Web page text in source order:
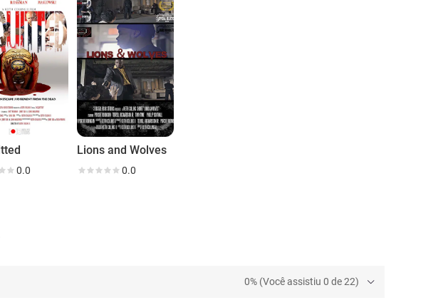
0.0
Lions and Wolves
0.0
0% (Você assistiu 0 de 22)